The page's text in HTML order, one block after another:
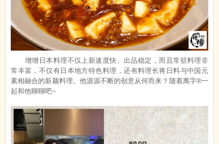
增增日本料理不仅上新速度快、出品稳定，而且常驻料理非
常丰富，不仅有日本地方特色料理，还有料理长将日料与中国元
素相融合的新颖料理。他源源不断的创意从何而来？随着萬字®一
起和他聊聊吧~